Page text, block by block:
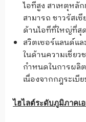
ไอทีสูง สาเหตุหลั
สามารถ ชาวรัสเ
ด้านไอทีที่ใหญ่ที่สุ
สวิตเซอร์แลนด์แ
ในด้านความเชี่ย
กำหนดในการผลิ
เนื่องจากกฎระเบี
ไฮไลต์ระดับภูมิภาคเ